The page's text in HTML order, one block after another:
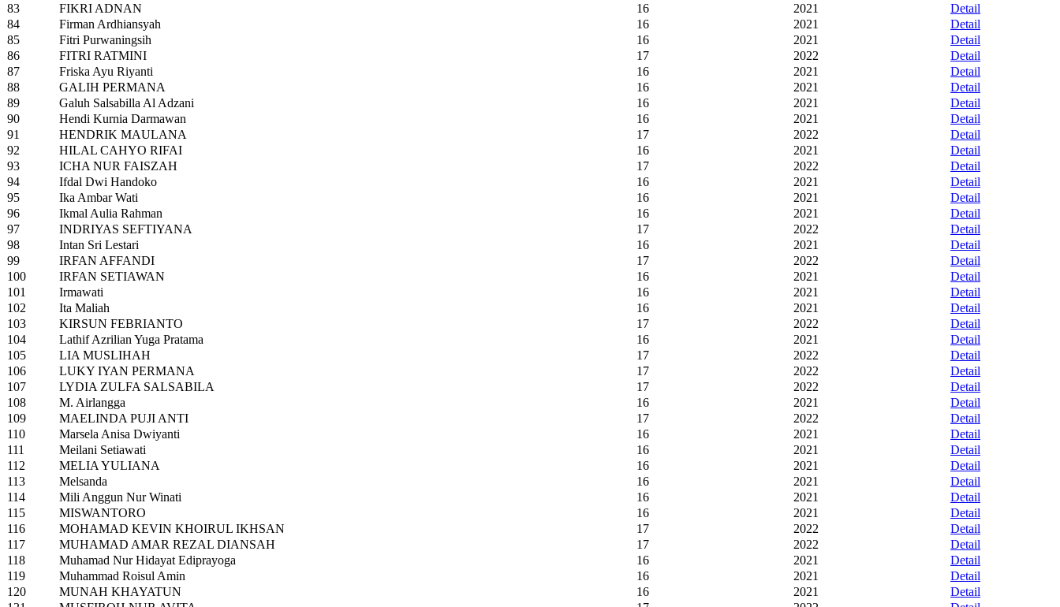
83
FIKRI ADNAN 16 2021
Detail
84
Firman Ardhiansyah 16 2021
Detail
85
Fitri Purwaningsih 16 2021
Detail
86
FITRI RATMINI 17 2022
Detail
87
Friska Ayu Riyanti 16 2021
Detail
88
GALIH PERMANA 16 2021
Detail
89
Galuh Salsabilla Al Adzani 16 2021
Detail
90
Hendi Kurnia Darmawan 16 2021
Detail
91
HENDRIK MAULANA 17 2022
Detail
92
HILAL CAHYO RIFAI 16 2021
Detail
93
ICHA NUR FAISZAH 17 2022
Detail
94
Ifdal Dwi Handoko 16 2021
Detail
95
Ika Ambar Wati 16 2021
Detail
96
Ikmal Aulia Rahman 16 2021
Detail
97
INDRIYAS SEFTIYANA 17 2022
Detail
98
Intan Sri Lestari 16 2021
Detail
99
IRFAN AFFANDI 17 2022
Detail
100
IRFAN SETIAWAN 16 2021
Detail
101
Irmawati 16 2021
Detail
102
Ita Maliah 16 2021
Detail
103
KIRSUN FEBRIANTO 17 2022
Detail
104
Lathif Azrilian Yuga Pratama 16 2021
Detail
105
LIA MUSLIHAH 17 2022
Detail
106
LUKY IYAN PERMANA 17 2022
Detail
107
LYDIA ZULFA SALSABILA 17 2022
Detail
108
M. Airlangga 16 2021
Detail
109
MAELINDA PUJI ANTI 17 2022
Detail
110
Marsela Anisa Dwiyanti 16 2021
Detail
111
Meilani Setiawati 16 2021
Detail
112
MELIA YULIANA 16 2021
Detail
113
Melsanda 16 2021
Detail
114
Mili Anggun Nur Winati 16 2021
Detail
115
MISWANTORO 16 2021
Detail
116
MOHAMAD KEVIN KHOIRUL IKHSAN 17 2022
Detail
117
MUHAMAD AMAR REZAL DIANSAH 17 2022
Detail
118
Muhamad Nur Hidayat Ediprayoga 16 2021
Detail
119
Muhammad Roisul Amin 16 2021
Detail
120
MUNAH KHAYATUN 16 2021
Detail